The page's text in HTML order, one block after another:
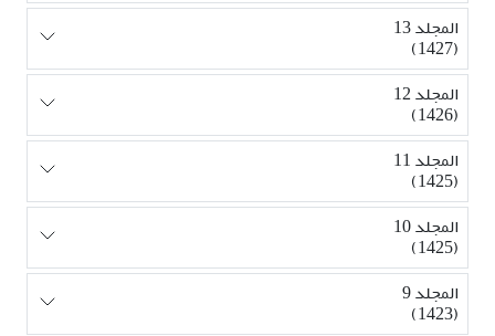
المجلد 13
(1427)
المجلد 12
(1426)
المجلد 11
(1425)
المجلد 10
(1425)
المجلد 9
(1423)